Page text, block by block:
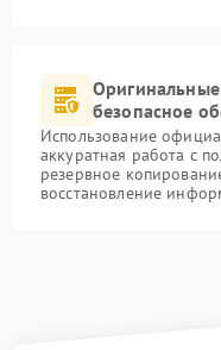
безопасное
Использование
аккуратная работа с
резервное
восстановление